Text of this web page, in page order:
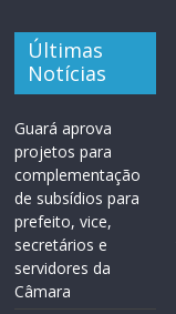
Últimas
Notícias
Guará aprova
projetos para
complementação
de subsídios para
prefeito, vice,
secretários e
servidores da
Câmara